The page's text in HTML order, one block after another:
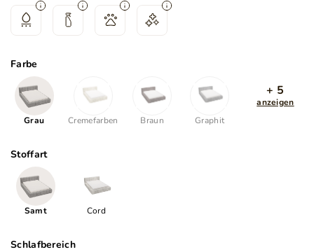
Farbe
Grau Cremefarben Braun Graphit
+ 5
anzeigen
Stoffart
Samt Cord
Schlafbereich